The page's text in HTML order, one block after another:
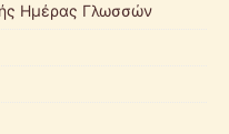
Ημέρας Γλωσσών